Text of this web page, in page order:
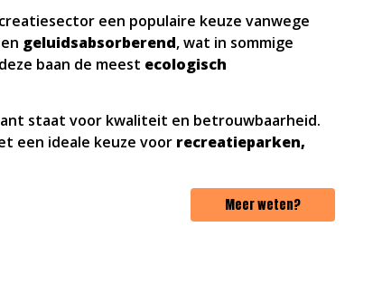
een populaire keuze vanwege
en geluidsabsorberend, wat in sommige
baan de meest ecologisch
staat voor kwaliteit en betrouwbaarheid.
een ideale keuze voor recreatieparken,
Meer weten?